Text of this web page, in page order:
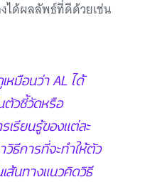
ได้ผลลัพธ์ที่ดีด้วยเช่น
มือนว่า AL ได้
ตัวชี้วัดหรือ
เรียนรู้ของแต่ละ
ธีการที่จะทำให้ตัว
เส้นทางแนวคิดวิธี